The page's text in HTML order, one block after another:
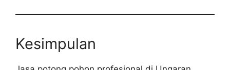
Kesimpulan